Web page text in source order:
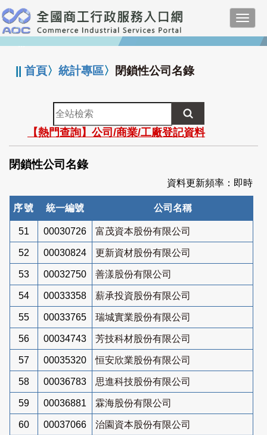
跳
到
主
要
:::
||首頁〉統計專區〉 閉鎖性公司名錄
全
站
檢
索
【熱門查詢】公司/商業/工廠登記資料
閉鎖性公司名錄
資料更新頻率：即時
序號 統一編號 公司名稱
51 00030726 富茂資本股份有限公司
52 00030824 更新資材股份有限公司
53 00032750 善漾股份有限公司
54 00033358 薪承投資股份有限公司
55 00033765 瑞城實業股份有限公司
56 00034743 芳技科材股份有限公司
57 00035320 恒安欣業股份有限公司
58 00036783 思進科技股份有限公司
59 00036881 霖海股份有限公司
60 00037066 治園資本股份有限公司